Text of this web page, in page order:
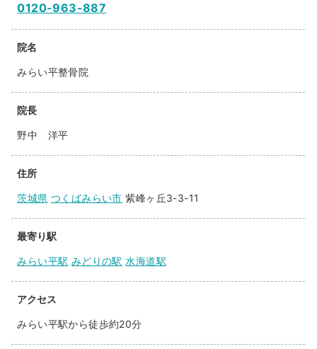
0120-963-887
院名
みらい平整骨院
院長
野中 洋平
住所
茨城県 つくばみらい市 紫峰ヶ丘3-3-11
最寄り駅
みらい平駅 みどりの駅 水海道駅
アクセス
みらい平駅から徒歩約20分